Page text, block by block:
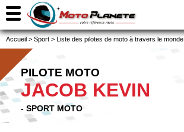
Accueil > Sport > Liste des pilotes de moto à travers le monde
PILOTE MOTO
JACOB KEVIN
- SPORT MOTO